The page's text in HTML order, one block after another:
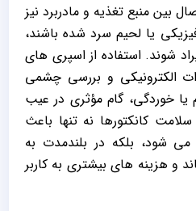
بین منبع تغذیه و مادربرد نیز
یا لحیم‌ سرد شده باشند،
شوند. استفاده از اسپری‌ های
الکترونیکی و بررسی چشمی
خوردگی، گام مؤثری در عیب‌
کانکتورها نه تنها باعث
شود، بلکه در بلندمدت به
و هزینه‌ های بیشتری به کاربر